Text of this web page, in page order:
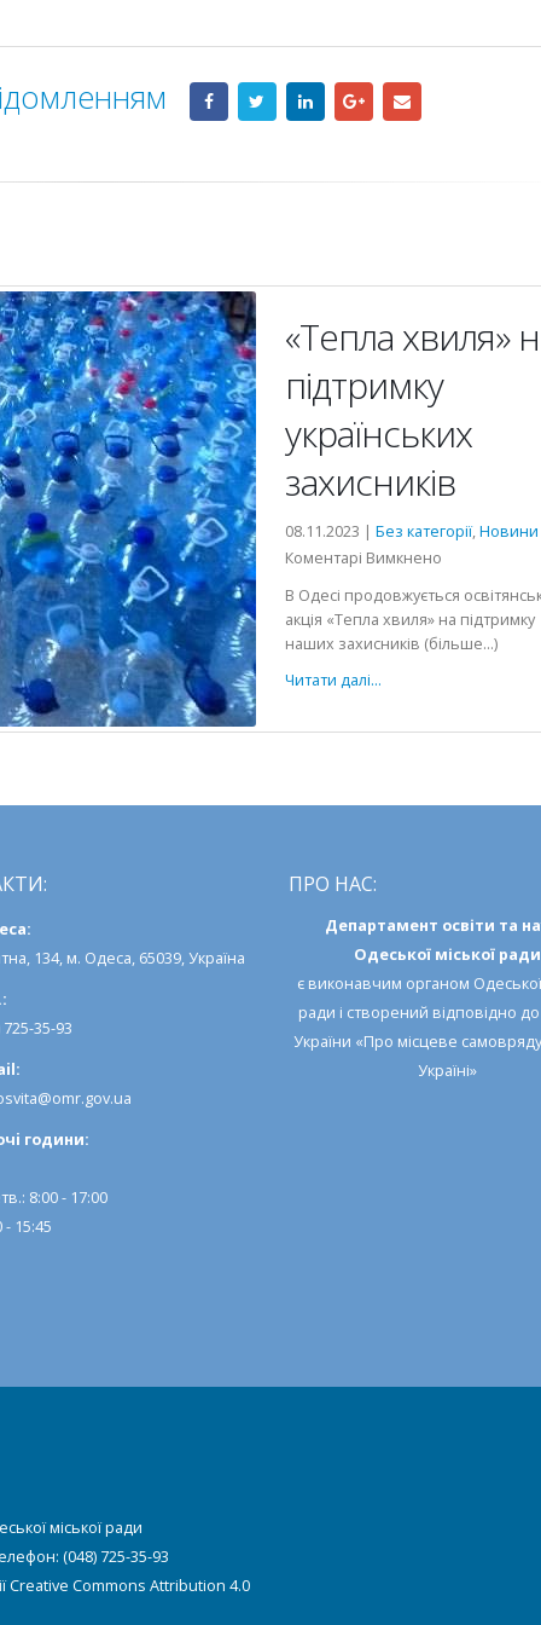
«Тепла хвиля»
підтримку
українських
захисників
08.11.2023 | Без категорії,Новини
Коментарі Вимкнено
хвиля»
на
В Одесі продовжується
акція «Тепла хвиля» на підтримку
наших захисників (більше…)
Читати далі...
134, м. Одеса, 65039, Україна
725-35-93
години:
8:00 - 17:00
- 15:45
ПРО НАС:
Департамент освіти та
Одеської міської ради
є виконавчим органом
ради і створений відповідно
України «Про місцеве
Україні»
міської ради
(048) 725-35-93
Creative Commons Attribution 4.0